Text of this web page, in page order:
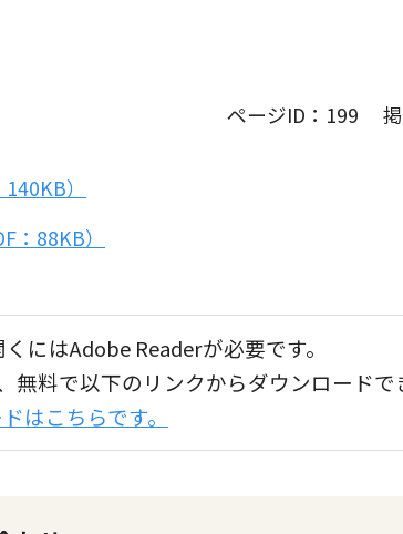
ページID：199 掲
）
：88KB）
にはAdobe Readerが必要です。
無料で以下のリンクからダウンロードで
はこちらです。